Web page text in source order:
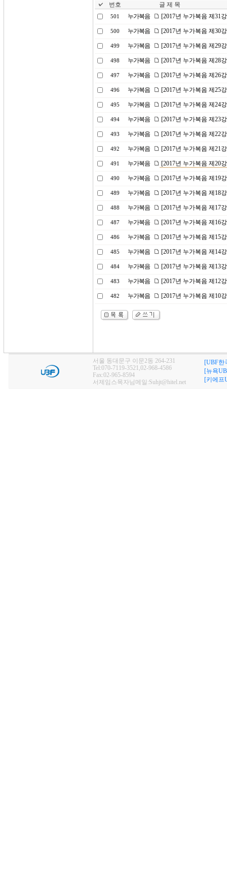
번호 글 제 목
501 누가복음 [2017년 누가복음 제31
500 누가복음 [2017년 누가복음 제30
499 누가복음 [2017년 누가복음 제29
498 누가복음 [2017년 누가복음 제28
497 누가복음 [2017년 누가복음 제26
496 누가복음 [2017년 누가복음 제25
495 누가복음 [2017년 누가복음 제24
494 누가복음 [2017년 누가복음 제23
493 누가복음 [2017년 누가복음 제22
492 누가복음 [2017년 누가복음 제21
491 누가복음 [2017년 누가복음 제20
490 누가복음 [2017년 누가복음 제19
489 누가복음 [2017년 누가복음 제18
488 누가복음 [2017년 누가복음 제17
487 누가복음 [2017년 누가복음 제16
486 누가복음 [2017년 누가복음 제15
485 누가복음 [2017년 누가복음 제14
484 누가복음 [2017년 누가복음 제13
483 누가복음 [2017년 누가복음 제12
482 누가복음 [2017년 누가복음 제10
서울 동대문구 이문2동 264-231
Tel:070-7119-3521,02-968-4586
Fax:02-965-8594
서제임스목자님메일:Suhjt@hitel.net
[UBF한
[뉴욕
[키에프